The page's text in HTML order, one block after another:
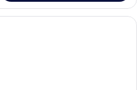
Superior Room (No Window) | Wi-fi